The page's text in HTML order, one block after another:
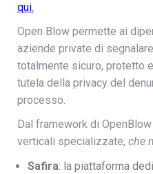
qui.
Open Blow permette ai
aziende private di
totalmente sicuro, protetto
tutela della privacy del
processo.
Dal framework di
verticali specializzate, che
Safira: la piattaforma